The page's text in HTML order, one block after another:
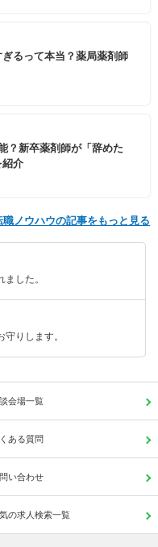
るって本当？薬局薬剤師
？新卒薬剤師が「辞めた
紹介
職ノウハウの記事をもっと見る
した。
りします。
会場一覧
ある質問
い合わせ
気の求人検索一覧